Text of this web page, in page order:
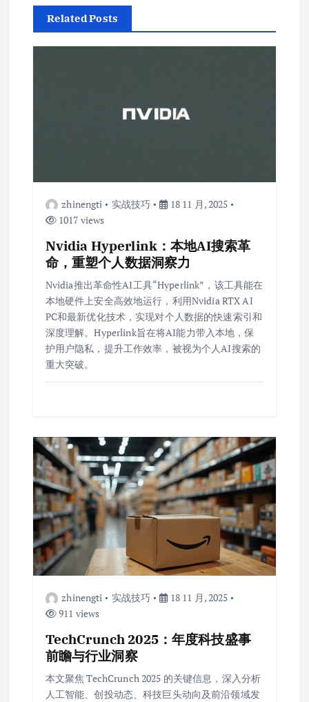
Related Posts
zhinengti 实战技巧
18 11 月, 2025
1017 views
Nvidia Hyperlink：本地AI搜索革
命，重塑个人数据洞察力
Nvidia推出革命性AI工具“Hyperlink”，该工具能在
本地硬件上安全高效地运行，利用Nvidia RTX AI
PC和最新优化技术，实现对个人数据的快速索引和
深度理解。Hyperlink旨在将AI能力带入本地，保
护用户隐私，提升工作效率，被视为个人AI搜索的
重大突破。
zhinengti 实战技巧
18 11 月, 2025
911 views
TechCrunch 2025：年度科技盛事
前瞻与行业洞察
本文聚焦 TechCrunch 2025 的关键信息，深入分析
人工智能、创投动态、科技巨头动向及前沿领域发